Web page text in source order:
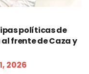
políticas de
frente de Caza y
2026